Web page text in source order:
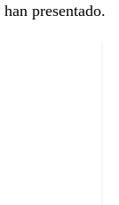
presentado.